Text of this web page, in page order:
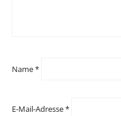
Name*
E-Mail-Adresse*